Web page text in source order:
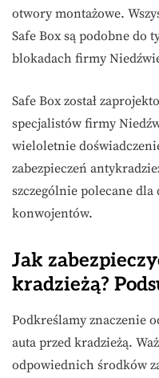
otwory montażowe.
Safe Box są podobne do
blokadach firmy
Safe Box został
specjalistów firmy
wieloletnie
zabezpieczeń
szczególnie polecane
konwojentów.
Jak
kradzieżą?
Podkreślamy znaczenie
auta przed kradzieżą.
odpowiednich środków